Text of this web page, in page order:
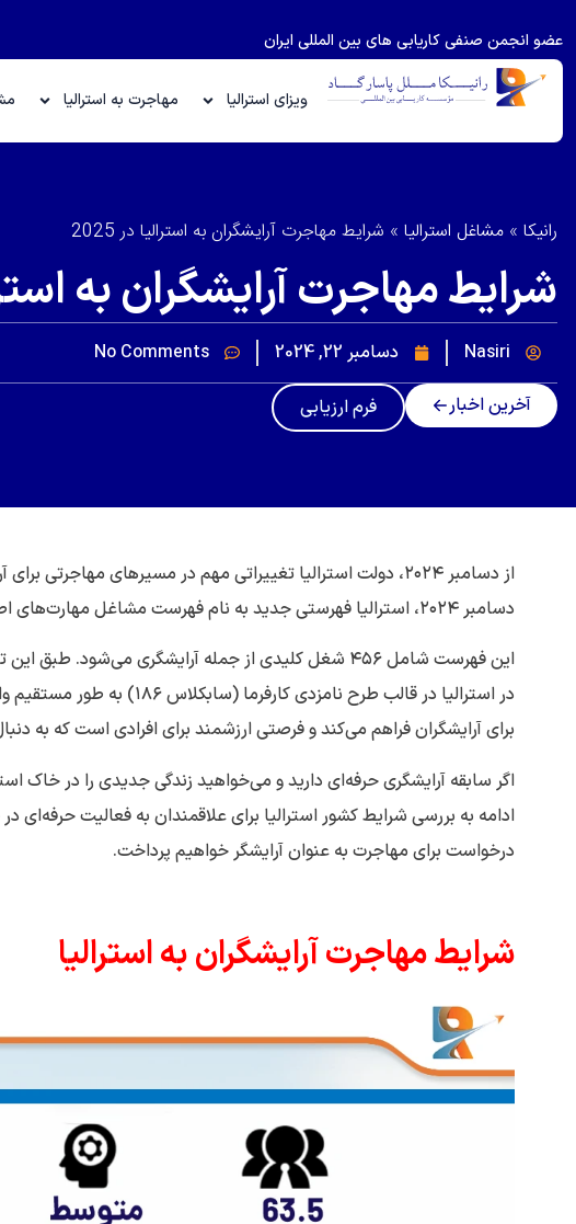
عضو انجمن صنفی کاریابی های بین المللی ایران
ویزای استرالیا مهاجرت به استرالیا
رانیکا » مشاغل استرالیا » شرایط مهاجرت آرایشگران به استرالیا در 2025
شرایط مهاجرت آرایشگران به
Nasiri دسامبر 22, 2024
No Comments
آخرین اخبار
فرم ارزیابی
دسامبر ۲۰۲۴، استرالیا فهرستی جدید به نام فهرست مشاغل مهارت‌های اصلی (CSOL) را معرفی کرد که جایگزین فهرست‌های قبلی شد.
این فهرست شامل ۴۵۶ شغل کلیدی از جمله آرایشگری می‌شود.
در استرالیا در قالب طرح
برای آرایشگران فراهم می‌کند و فرصتی ارزشمند برای افرادی است که به
اگر سابقه آرایشگری حرفه‌ای دارید و می‌خواهید زندگی جدیدی را در خاک
ادامه به بررسی شرایط کشور استرالیا برای علاقمندان به فعالیت
درخواست برای مهاجرت به عنوان آرایشگر خواهیم پرداخت.
شرایط مهاجرت آرایشگران به استرالیا